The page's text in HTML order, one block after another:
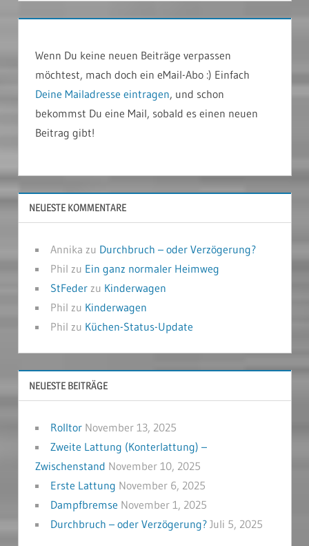
Wenn Du keine neuen Beiträge verpassen
möchtest, mach doch ein eMail-Abo :) Einfach
Deine Mailadresse eintragen, und schon
bekommst Du eine Mail, sobald es einen neuen
Beitrag gibt!
NEUESTE KOMMENTARE
Annika zu Durchbruch – oder Verzögerung?
Phil zu Ein ganz normaler Heimweg
StFederzu Kinderwagen
Phil zu Kinderwagen
Phil zu Küchen-Status-Update
NEUESTE BEITRÄGE
Rolltor November 13, 2025
Zweite Lattung (Konterlattung) –
Zwischenstand November 10, 2025
Erste Lattung November 6, 2025
Dampfbremse November 1, 2025
Durchbruch – oder Verzögerung? Juli 5, 2025